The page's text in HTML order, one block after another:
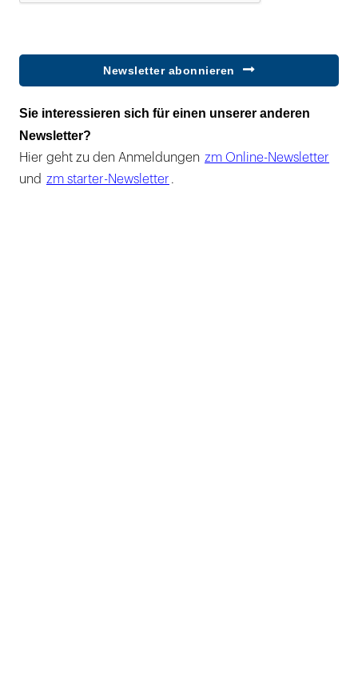
Newsletter abonnieren
Sie interessieren sich für einen unserer anderen
Newsletter?
Hier geht zu den Anmeldungen zm Online-Newsletter
und zm starter-Newsletter .